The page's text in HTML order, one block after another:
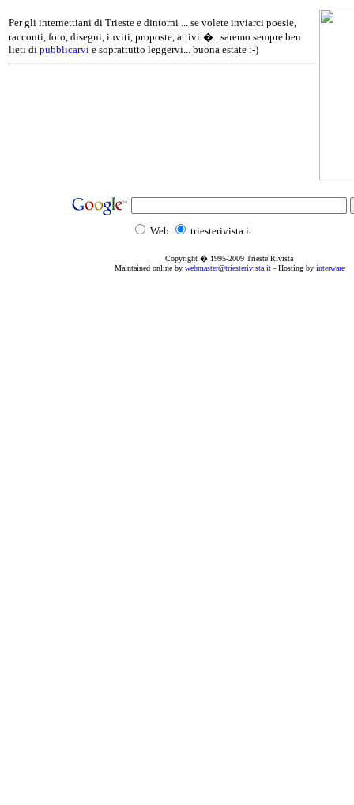
Per gli internettiani di Trieste e dintorni ... se volete inviarci poesie,
racconti, foto, disegni, inviti, proposte, attivit�.. saremo sempre ben
lieti di pubblicarvi e soprattutto leggervi... buona estate :-)
Web triesterivista.it
Copyright � 1995-2009 Trieste Rivista
Maintained online by webmaster@triesterivista.it- Hosting by interware